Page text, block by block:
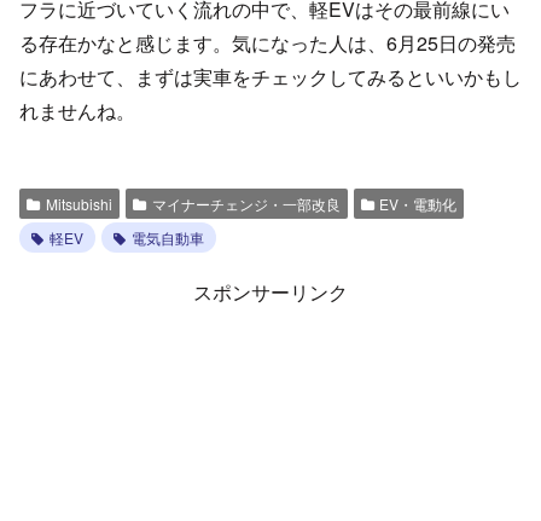
フラに近づいていく流れの中で、軽EVはその最前線にい
る存在かなと感じます。気になった人は、6月25日の発売
にあわせて、まずは実車をチェックしてみるといいかもし
れませんね。
Mitsubishi マイナーチェンジ・一部改良
EV・電動化
軽EV
電気自動車
スポンサーリンク